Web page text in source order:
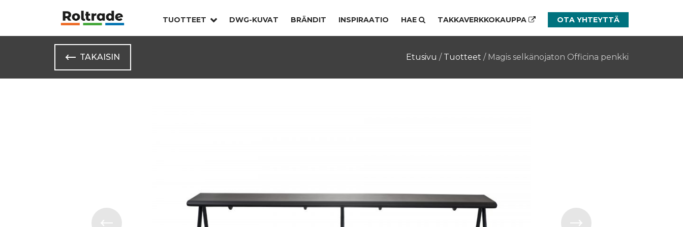
TUOTTEET DWG-KUVAT BRÄNDIT INSPIRAATIO HAE TAKKAVERKKOKAUPPA OTA YHTEYTTÄ
TAKAISIN Etusivu / Tuotteet / Magis selkänojaton Officina penkki